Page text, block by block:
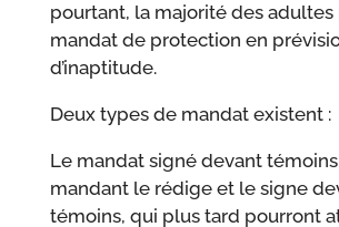
pourtant, la majorité des adultes
mandat de protection en
d’inaptitude.
Deux types de mandat existent :
Le mandat signé devant
mandant le rédige et le signe
témoins, qui plus tard pourront